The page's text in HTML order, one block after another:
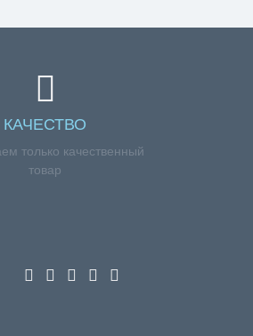
КАЧЕСТВО
только качественный
товар